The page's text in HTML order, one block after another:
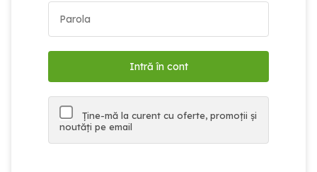
Ține-mă la curent cu oferte, promoții și
noutăți pe email